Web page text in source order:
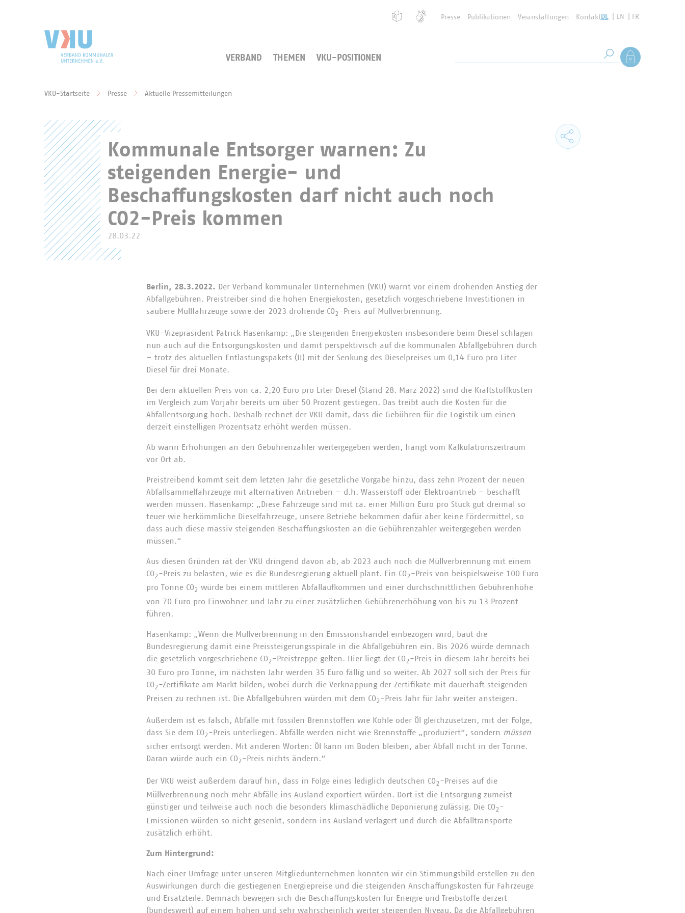
Presse Publikationen Veranstaltungen KontaktDE EN FR
VERBAND THEMEN VKU-POSITIONEN Suche starten
Als Mitglied
VKU-Startseite Presse Aktuelle Pressemitteilungen
Kommunale Entsorger warnen: Zu
steigenden Energie- und
Beschaffungskosten darf nicht auch noch
CO2-Preis kommen
28.03.22
Berlin, 28.3.2022. Der Verband kommunaler Unternehmen (VKU) warnt vor einem drohenden Anstieg der
Abfallgebühren. Preistreiber sind die hohen Energiekosten, gesetzlich vorgeschriebene Investitionen in
saubere Müllfahrzeuge sowie der 2023 drohende CO2 -Preis auf Müllverbrennung.
VKU-Vizepräsident Patrick Hasenkamp: „Die steigenden Energiekosten insbesondere beim Diesel schlagen
nun auch auf die Entsorgungskosten und damit perspektivisch auf die kommunalen Abfallgebühren durch
– trotz des aktuellen Entlastungspakets (II) mit der Senkung des Dieselpreises um 0,14 Euro pro Liter
Diesel für drei Monate.
Bei dem aktuellen Preis von ca. 2,20 Euro pro Liter Diesel (Stand 28. März 2022) sind die Kraftstoffkosten
im Vergleich zum Vorjahr bereits um über 50 Prozent gestiegen. Das treibt auch die Kosten für die
Abfallentsorgung hoch. Deshalb rechnet der VKU damit, dass die Gebühren für die Logistik um einen
derzeit einstelligen Prozentsatz erhöht werden müssen.
Ab wann Erhöhungen an den Gebührenzahler weitergegeben werden, hängt vom Kalkulationszeitraum
vor Ort ab.
Preistreibend kommt seit dem letzten Jahr die gesetzliche Vorgabe hinzu, dass zehn Prozent der neuen
Abfallsammelfahrzeuge mit alternativen Antrieben – d.h. Wasserstoff oder Elektroantrieb – beschafft
werden müssen. Hasenkamp: „Diese Fahrzeuge sind mit ca. einer Million Euro pro Stück gut dreimal so
teuer wie herkömmliche Dieselfahrzeuge, unsere Betriebe bekommen dafür aber keine Fördermittel, so
dass auch diese massiv steigenden Beschaffungskosten an die Gebührenzahler weitergegeben werden
müssen.“
Aus diesen Gründen rät der VKU dringend davon ab, ab 2023 auch noch die Müllverbrennung mit einem
CO2 -Preis zu belasten, wie es die Bundesregierung aktuell plant. Ein CO2 -Preis von beispielsweise 100 Euro
pro Tonne CO2 würde bei einem mittleren Abfallaufkommen und einer durchschnittlichen Gebührenhöhe
von 70 Euro pro Einwohner und Jahr zu einer zusätzlichen Gebührenerhöhung von bis zu 13 Prozent
führen.
Hasenkamp: „Wenn die Müllverbrennung in den Emissionshandel einbezogen wird, baut die
Bundesregierung damit eine Preissteigerungsspirale in die Abfallgebühren ein. Bis 2026 würde demnach
die gesetzlich vorgeschriebene CO2 -Preistreppe gelten. Hier liegt der CO2 -Preis in diesem Jahr bereits bei
30 Euro pro Tonne, im nächsten Jahr werden 35 Euro fällig und so weiter. Ab 2027 soll sich der Preis für
CO2 -Zertifikate am Markt bilden, wobei durch die Verknappung der Zertifikate mit dauerhaft steigenden
Preisen zu rechnen ist. Die Abfallgebühren würden mit dem CO2 -Preis Jahr für Jahr weiter ansteigen.
Außerdem ist es falsch, Abfälle mit fossilen Brennstoffen wie Kohle oder Öl gleichzusetzen, mit der Folge,
dass Sie dem CO2 -Preis unterliegen. Abfälle werden nicht wie Brennstoffe „produziert“, sondern müssen
sicher entsorgt werden. Mit anderen Worten: Öl kann im Boden bleiben, aber Abfall nicht in der Tonne.
Daran würde auch ein CO2 -Preis nichts ändern.“
Der VKU weist außerdem darauf hin, dass in Folge eines lediglich deutschen CO2 -Preises auf die
Müllverbrennung noch mehr Abfälle ins Ausland exportiert würden. Dort ist die Entsorgung zumeist
günstiger und teilweise auch noch die besonders klimaschädliche Deponierung zulässig. Die CO2 -
Emissionen würden so nicht gesenkt, sondern ins Ausland verlagert und durch die Abfalltransporte
zusätzlich erhöht.
Zum Hintergrund:
Nach einer Umfrage unter unseren Mitgliedunternehmen konnten wir ein Stimmungsbild erstellen zu den
Auswirkungen durch die gestiegenen Energiepreise und die steigenden Anschaffungskosten für Fahrzeuge
und Ersatzteile. Demnach bewegen sich die Beschaffungskosten für Energie und Treibstoffe derzeit
(bundesweit) auf einem hohen und sehr wahrscheinlich weiter steigenden Niveau. Da die Abfallgebühren